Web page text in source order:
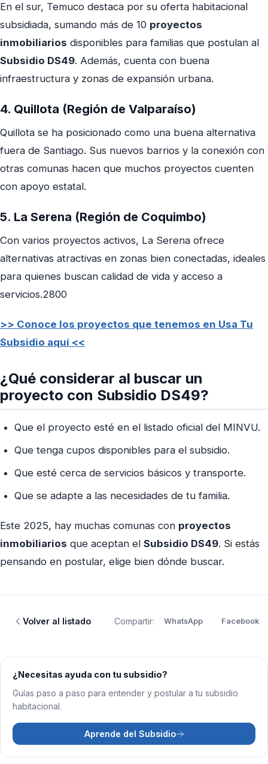
En el sur, Temuco destaca por su oferta habitacional
subsidiada, sumando más de 10 proyectos
inmobiliarios disponibles para familias que postulan al
Subsidio DS49. Además, cuenta con buena
infraestructura y zonas de expansión urbana.
4. Quillota (Región de Valparaíso)
Quillota se ha posicionado como una buena alternativa
fuera de Santiago. Sus nuevos barrios y la conexión con
otras comunas hacen que muchos proyectos cuenten
con apoyo estatal.
5. La Serena (Región de Coquimbo)
Con varios proyectos activos, La Serena ofrece
alternativas atractivas en zonas bien conectadas, ideales
para quienes buscan calidad de vida y acceso a
servicios.2800
>> Conoce los proyectos que tenemos en Usa Tu
Subsidio aquí <<
¿Qué considerar al buscar un
proyecto con Subsidio DS49?
Que el proyecto esté en el listado oficial del MINVU.
Que tenga cupos disponibles para el subsidio.
Que esté cerca de servicios básicos y transporte.
Que se adapte a las necesidades de tu familia.
Este 2025, hay muchas comunas con proyectos
inmobiliarios que aceptan el Subsidio DS49. Si estás
pensando en postular, elige bien dónde buscar.
Volver al listado Compartir: WhatsApp Facebook
¿Necesitas ayuda con tu subsidio?
Guías paso a paso para entender y postular a tu subsidio
habitacional.
Aprende del Subsidio